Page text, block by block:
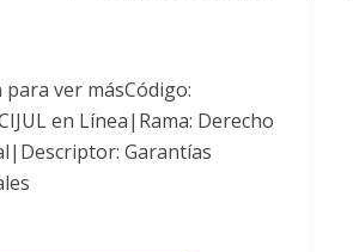
ver másCódigo:
en Línea|Rama: Derecho
Garantías